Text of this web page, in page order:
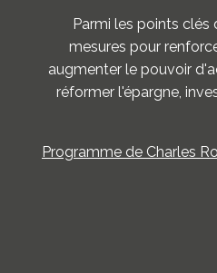
Parmi les points
mesures pour
augmenter le pouvoir
réformer l'épargne,
Programme de Charles